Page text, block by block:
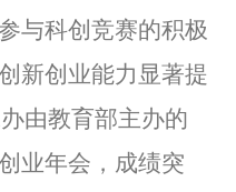
与科创竞赛的积极
新创业能力显著提
由教育部主办的
业年会，成绩突